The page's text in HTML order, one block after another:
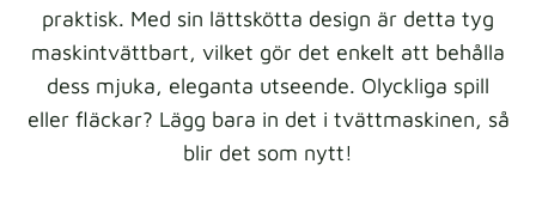
praktisk. Med sin lättskötta design är detta tyg
maskintvättbart, vilket gör det enkelt att behålla
dess mjuka, eleganta utseende. Olyckliga spill
eller fläckar? Lägg bara in det i tvättmaskinen, så
blir det som nytt!